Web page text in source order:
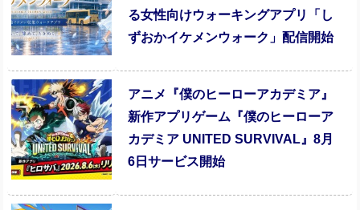
る女性向けウォーキングアプリ「し
ずおかイケメンウォーク」配信開始
アニメ『僕のヒーローアカデミア』
新作アプリゲーム『僕のヒーローア
カデミア UNITED SURVIVAL』8月
6日サービス開始